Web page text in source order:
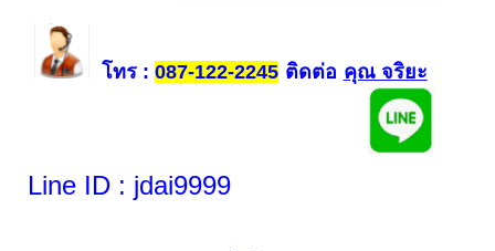
โทร: 087-122-2245ติดต่อ คุณ จริยะ
Line ID : jdai9999